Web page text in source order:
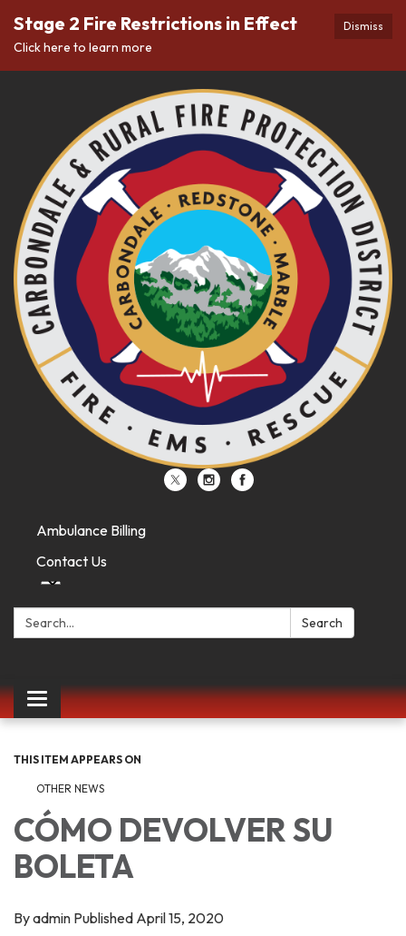
Dismiss
Stage 2 Fire Restrictions in Effect
Click here to learn more
Ambulance Billing
Contact Us
Search: Search
Toggle
navigation
THIS ITEM APPEARS ON
OTHER NEWS
CÓMO DEVOLVER SU
BOLETA
By admin Published April 15, 2020